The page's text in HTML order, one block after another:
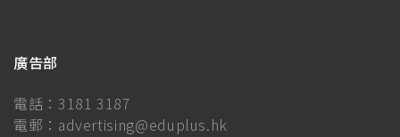
廣告部
電話： 3181 3187
電郵： advertising@eduplus.hk